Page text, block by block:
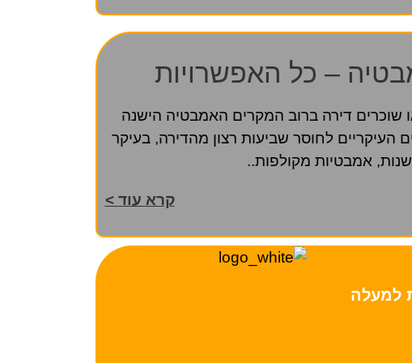
– כל האפשרויות
שוכרים דירה ברוב המקרים האמבטיה הישנה
העיקריים לחוסר שביעות רצון מהדירה, בעיקר
אמבטיות מקולפות..
קרא עוד >
למעלה